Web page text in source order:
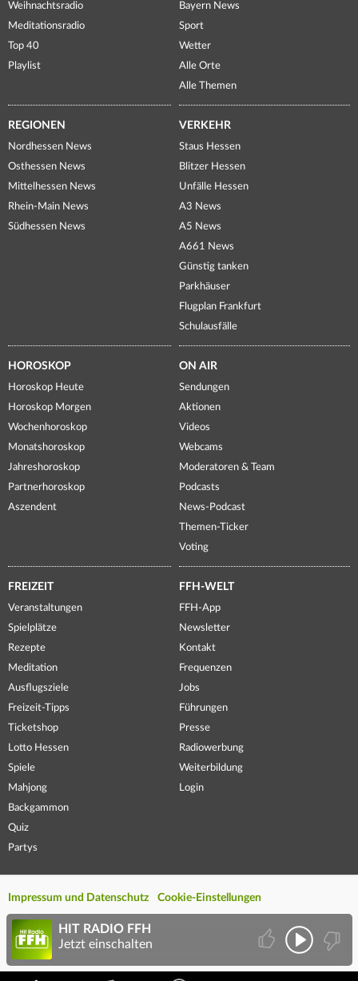
Weihnachtsradio
Meditationsradio
Top 40
Playlist
Bayern News
Sport
Wetter
Alle Orte
Alle Themen
REGIONEN
Nordhessen News
Osthessen News
Mittelhessen News
Rhein-Main News
Südhessen News
VERKEHR
Staus Hessen
Blitzer Hessen
Unfälle Hessen
A3 News
A5 News
A661 News
Günstig tanken
Parkhäuser
Flugplan Frankfurt
Schulausfälle
HOROSKOP
Horoskop Heute
Horoskop Morgen
Wochenhoroskop
Monatshoroskop
Jahreshoroskop
Partnerhoroskop
Aszendent
ON AIR
Sendungen
Aktionen
Videos
Webcams
Moderatoren & Team
Podcasts
News-Podcast
Themen-Ticker
Voting
FREIZEIT
Veranstaltungen
Spielplätze
Rezepte
Meditation
Ausflugsziele
Freizeit-Tipps
Ticketshop
Lotto Hessen
Spiele
Mahjong
Backgammon
Quiz
Partys
FFH-WELT
FFH-App
Newsletter
Kontakt
Frequenzen
Jobs
Führungen
Presse
Radiowerbung
Weiterbildung
Login
Impressum und Datenschutz Cookie-Einstellungen
HIT RADIO FFH
Jetzt einschalten